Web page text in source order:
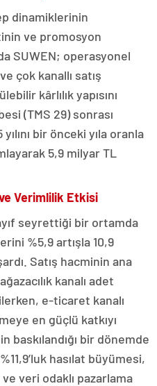
dinamiklerinin
ve promosyon
SUWEN; operasyonel
çok kanallı satış
kârlılık yapısını
(TMS 29) sonrası
bir önceki yıla oranla
5,9 milyar TL
Verimlilik Etkisi
seyrettiği bir ortamda
%5,9 artışla 10,9
Satış hacminin ana
kanalı adet
e-ticaret kanalı
en güçlü katkıyı
baskılandığı bir dönemde
hasılat büyümesi,
veri odaklı pazarlama